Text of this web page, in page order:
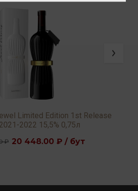
Limited Edition 1st Release
2022 15,5% 0,75л
₽ 20 448.00 ₽ / бут